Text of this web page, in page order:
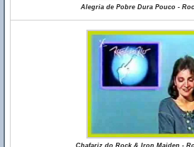
Alegria de Pobre Dura Pouco -
Chafariz do Rock & Iron Maiden -